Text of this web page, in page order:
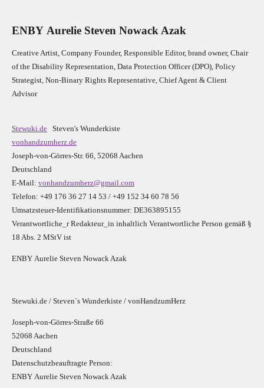
ENBY Aurelie Steven Nowack Azak
Creative Artist, Company Founder, Responsible Editor, brand owner, Chair
of the Disability Representation, Data Protection Officer (DPO), Policy
Strategist, Non-Binary Rights Representative, Chief Agent & Client
Advisor
Stewuki.de Steven's Wunderkiste
vonhandzumherz.de
Joseph-von-Görres-Str. 66, 52068 Aachen
Deutschland
E-Mail: vonhandzumherz@gmail.com
Telefon: +49 176 36 27 14 53 / +49 152 34 60 78 56
Umsatzsteuer-Identifikationsnummer: DE363895155
Verantwortliche_r Redakteur_in inhaltlich Verantwortliche Person gemäß §
18 Abs. 2 MStV ist
ENBY Aurelie Steven Nowack Azak
Stewuki.de / Steven`s Wunderkiste / vonHandzumHerz
Joseph-von-Görres-Straße 66
52068 Aachen
Deutschland
Datenschutzbeauftragte Person:
ENBY Aurelie Steven Nowack Azak